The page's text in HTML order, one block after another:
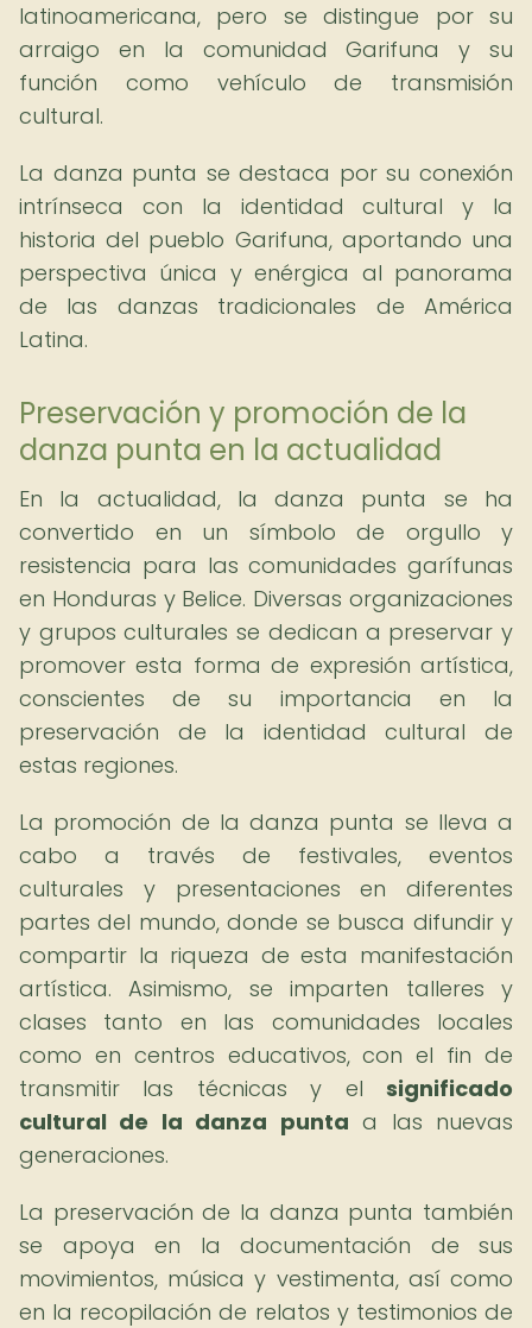
latinoamericana, pero se distingue por su
arraigo en la comunidad Garifuna y su
función como vehículo de transmisión
cultural.
La danza punta se destaca por su conexión
intrínseca con la identidad cultural y la
historia del pueblo Garifuna, aportando una
perspectiva única y enérgica al panorama
de las danzas tradicionales de América
Latina.
Preservación y promoción de la
danza punta en la actualidad
En la actualidad, la danza punta se ha
convertido en un símbolo de orgullo y
resistencia para las comunidades garífunas
en Honduras y Belice. Diversas organizaciones
y grupos culturales se dedican a preservar y
promover esta forma de expresión artística,
conscientes de su importancia en la
preservación de la identidad cultural de
estas regiones.
La promoción de la danza punta se lleva a
cabo a través de festivales, eventos
culturales y presentaciones en diferentes
partes del mundo, donde se busca difundir y
compartir la riqueza de esta manifestación
artística. Asimismo, se imparten talleres y
clases tanto en las comunidades locales
como en centros educativos, con el fin de
transmitir las técnicas y el significado
cultural de la danza punta a las nuevas
generaciones.
La preservación de la danza punta también
se apoya en la documentación de sus
movimientos, música y vestimenta, así como
en la recopilación de relatos y testimonios de